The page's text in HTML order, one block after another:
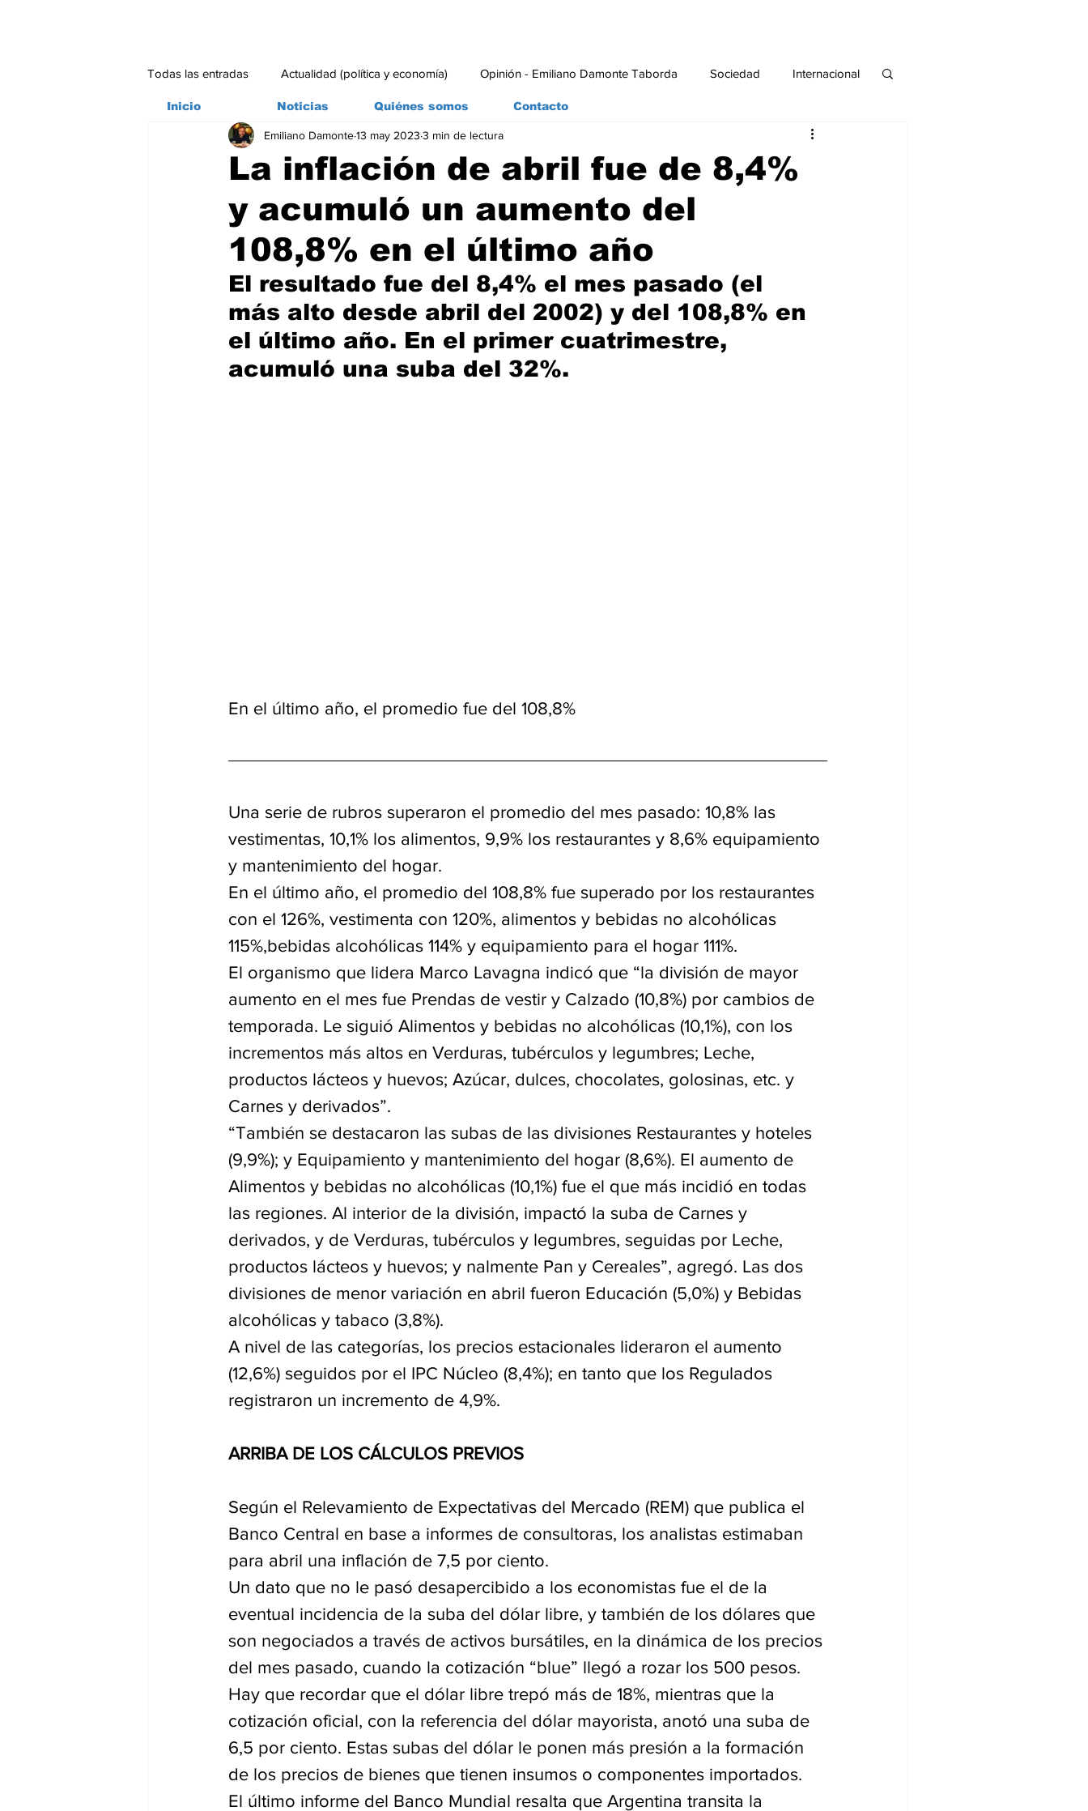
Todas las entradas Actualidad (política y economía) Opinión - Emiliano Damonte Taborda Sociedad Internacional
Ambiente Editorial Economía y Producción
La inflación de abril fue de 8,4%
y acumuló un aumento del
108,8% en el último año
Emiliano Damonte13 may 2023 3 min de lectura
El resultado fue del 8,4% el mes pasado (el
más alto desde abril del 2002) y del 108,8% en
el último año. En el primer cuatrimestre,
acumuló una suba del 32%.
En el último año, el promedio fue del 108,8%
Una serie de rubros superaron el promedio del mes pasado: 10,8% las
vestimentas, 10,1% los alimentos, 9,9% los restaurantes y 8,6% equipamiento
y mantenimiento del hogar.
En el último año, el promedio del 108,8% fue superado por los restaurantes
con el 126%, vestimenta con 120%, alimentos y bebidas no alcohólicas
115%,bebidas alcohólicas 114% y equipamiento para el hogar 111%.
El organismo que lidera Marco Lavagna indicó que “la división de mayor
aumento en el mes fue Prendas de vestir y Calzado (10,8%) por cambios de
temporada. Le siguió Alimentos y bebidas no alcohólicas (10,1%), con los
incrementos más altos en Verduras, tubérculos y legumbres; Leche,
productos lácteos y huevos; Azúcar, dulces, chocolates, golosinas, etc. y
Carnes y derivados”.
“También se destacaron las subas de las divisiones Restaurantes y hoteles
(9,9%); y Equipamiento y mantenimiento del hogar (8,6%). El aumento de
Alimentos y bebidas no alcohólicas (10,1%) fue el que más incidió en todas
las regiones. Al interior de la división, impactó la suba de Carnes y
derivados, y de Verduras, tubérculos y legumbres, seguidas por Leche,
productos lácteos y huevos; y ­nalmente Pan y Cereales”, agregó. Las dos
divisiones de menor variación en abril fueron Educación (5,0%) y Bebidas
alcohólicas y tabaco (3,8%).
A nivel de las categorías, los precios estacionales lideraron el aumento
(12,6%) seguidos por el IPC Núcleo (8,4%); en tanto que los Regulados
registraron un incremento de 4,9%.
ARRIBA DE LOS CÁLCULOS PREVIOS
Según el Relevamiento de Expectativas del Mercado (REM) que publica el
Banco Central en base a informes de consultoras, los analistas estimaban
para abril una inflación de 7,5 por ciento.
Un dato que no le pasó desapercibido a los economistas fue el de la
eventual incidencia de la suba del dólar libre, y también de los dólares que
son negociados a través de activos bursátiles, en la dinámica de los precios
del mes pasado, cuando la cotización “blue” llegó a rozar los 500 pesos.
Hay que recordar que el dólar libre trepó más de 18%, mientras que la
cotización oficial, con la referencia del dólar mayorista, anotó una suba de
6,5 por ciento. Estas subas del dólar le ponen más presión a la formación
de los precios de bienes que tienen insumos o componentes importados.
El último informe del Banco Mundial resalta que Argentina transita la
Inicio Noticias Quiénes somos Contacto